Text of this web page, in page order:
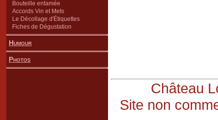
Bouteille entamée
Accords Vin et Mets
Le Décollage d'Étiquettes
Fiches de Dégustation
Humour
Photos
Château
Site non